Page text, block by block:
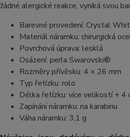
žádné alergické reakce, vyniká svou
Barevné provedení: Crystal
Materiál náramku: chirurgická
Povrchová úprava: lesklá
Osázení: perla Swarovski®
Rozměry přívěsku: 4 × 26 mm
Typ řetízku: rolo
Délka řetízku: více velikostí + 4
Zapínání náramku: na karabinu
Váha náramku: 3,1 g